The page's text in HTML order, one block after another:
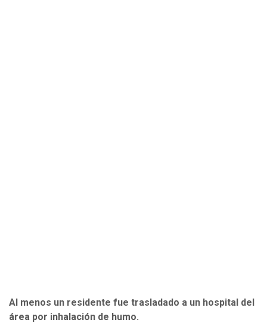
Al menos un residente fue trasladado a un hospital del
área por inhalación de humo.